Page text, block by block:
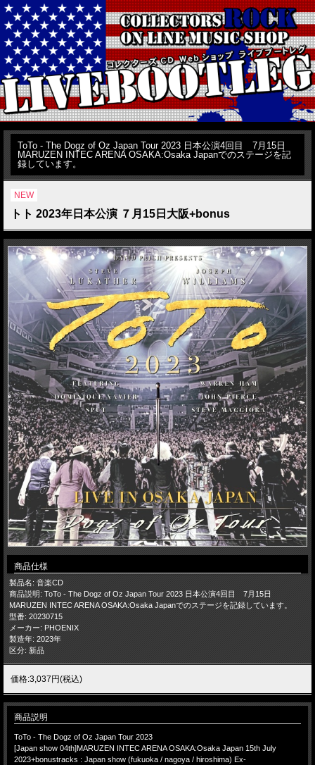
ToTo - The Dogz of Oz Japan Tour 2023 日本公演4回目 7月15日
MARUZEN INTEC ARENA OSAKA:Osaka Japanでのステージを記
録しています。
NEW
トト 2023年日本公演 ７月15日大阪+bonus
商品仕様
製品名: 音楽CD
商品説明: ToTo - The Dogz of Oz Japan Tour 2023 日本公演4回目 7月15日
MARUZEN INTEC ARENA OSAKA:Osaka Japanでのステージを記録しています。
型番: 20230715
メーカー: PHOENIX
製造年: 2023年
区分: 新品
価格:3,037円(税込)
商品説明
ToTo - The Dogz of Oz Japan Tour 2023
[Japan show 04th]MARUZEN INTEC ARENA OSAKA:Osaka Japan 15th July
2023+bonustracks : Japan show (fukuoka / nagoya / hiroshima) Ex-